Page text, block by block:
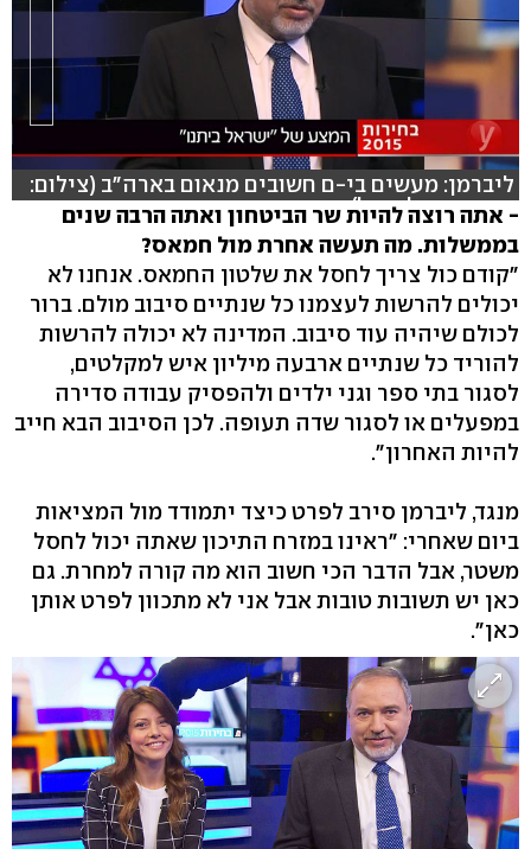
ליברמן: מעשים בי-ם חשובים מנאום בארה"ב (צילום:
ניר כהן ואלי סגל)
- אתה רוצה להיות שר הביטחון ואתה הרבה שנים
בממשלות. מה תעשה אחרת מול חמאס?
"קודם כול צריך לחסל את שלטון החמאס. אנחנו לא
יכולים להרשות לעצמנו כל שנתיים סיבוב מולם. ברור
לכולם שיהיה עוד סיבוב. המדינה לא יכולה להרשות
להוריד כל שנתיים ארבעה מיליון איש למקלטים,
לסגור בתי ספר וגני ילדים ולהפסיק עבודה סדירה
במפעלים או לסגור שדה תעופה. לכן הסיבוב הבא חייב
להיות האחרון".
מנגד, ליברמן סירב לפרט כיצד יתמודד מול המציאות
ביום שאחרי: "ראינו במזרח התיכון שאתה יכול לחסל
משטר, אבל הדבר הכי חשוב הוא מה קורה למחרת. גם
כאן יש תשובות טובות אבל אני לא מתכוון לפרט אותן
כאן".